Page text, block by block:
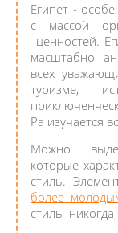
Египет -
с массой
ценностей.
масштабно
всех
туризме,
Ра изучается
Можно
которые
стиль.
более
стиль